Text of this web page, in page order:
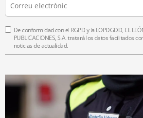
De conformidad con el RGPD y la LOPDGDD, EL
PUBLICACIONES, S.A. tratará los datos facilitados
noticias de actualidad.